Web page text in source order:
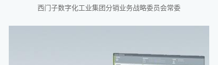
西门子数字化工业集团分销业务战略委员会常委